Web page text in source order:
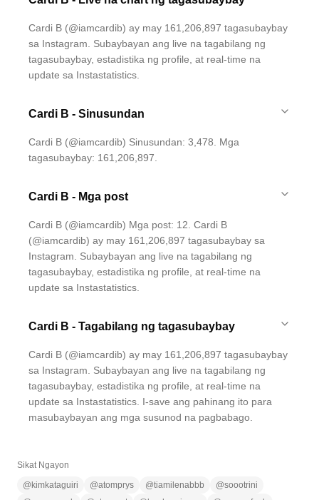
Cardi B (@iamcardib) ay may 161,206,897 tagasubaybay
sa Instagram. Subaybayan ang live na tagabilang ng
tagasubaybay, estadistika ng profile, at real-time na
update sa Instastatistics.
Cardi B - Sinusundan
Cardi B (@iamcardib) Sinusundan: 3,478. Mga
tagasubaybay: 161,206,897.
Cardi B - Mga post
Cardi B (@iamcardib) Mga post: 12. Cardi B
(@iamcardib) ay may 161,206,897 tagasubaybay sa
Instagram. Subaybayan ang live na tagabilang ng
tagasubaybay, estadistika ng profile, at real-time na
update sa Instastatistics.
Cardi B - Tagabilang ng tagasubaybay
Cardi B (@iamcardib) ay may 161,206,897 tagasubaybay
sa Instagram. Subaybayan ang live na tagabilang ng
tagasubaybay, estadistika ng profile, at real-time na
update sa Instastatistics. I-save ang pahinang ito para
masubaybayan ang mga susunod na pagbabago.
Sikat Ngayon
@ kimkataguiri @atomprys @tiamilenabbb @soootrini